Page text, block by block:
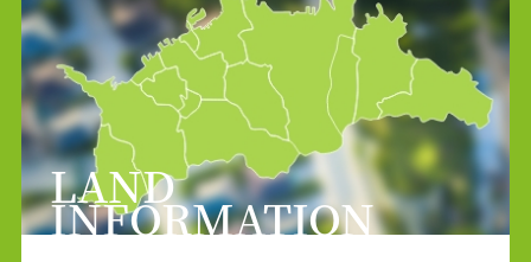
LAND
INFORMATION